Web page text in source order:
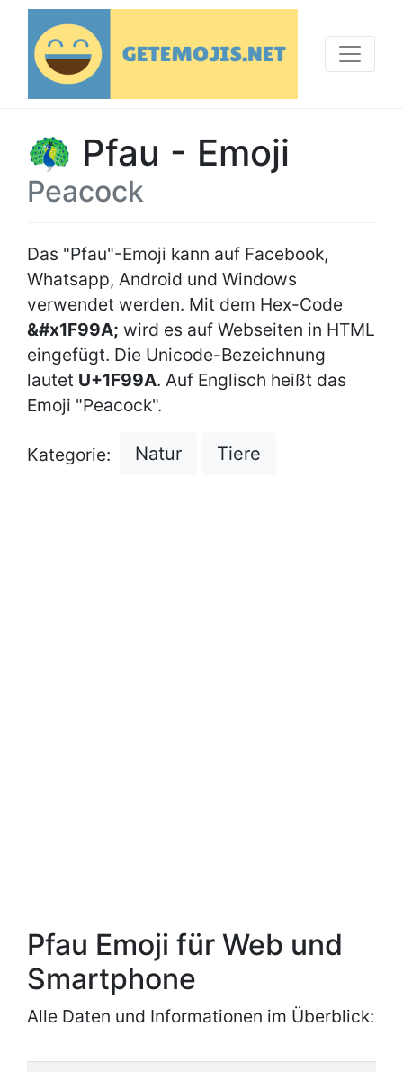
🦚 Pfau - Emoji
Peacock
Das "Pfau"-Emoji kann auf Facebook,
Whatsapp, Android und Windows
verwendet werden. Mit dem Hex-Code
&#x1F99A; wird es auf Webseiten in HTML
eingefügt. Die Unicode-Bezeichnung
lautet U+1F99A. Auf Englisch heißt das
Emoji "Peacock".
Kategorie: Natur Tiere
Pfau Emoji für Web und
Smartphone
Alle Daten und Informationen im Überblick: